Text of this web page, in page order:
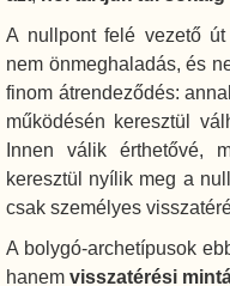
A nullpont felé vezető
nem önmeghaladás, és
finom átrendeződés:
működésén keresztül
Innen válik érthetővé,
keresztül nyílik meg a
csak személyes
A bolygó-archetípusok
hanem visszatérési